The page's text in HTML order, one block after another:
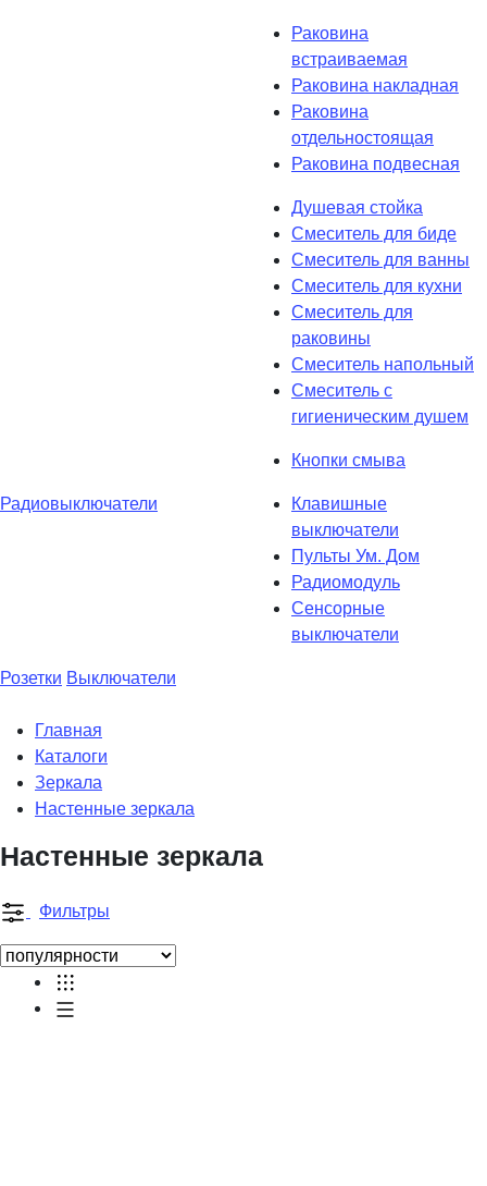
Раковина
встраиваемая
Раковина накладная
Раковина
отдельностоящая
Раковина подвесная
Душевая стойка
Смеситель для биде
Смеситель для ванны
Смеситель для кухни
Смеситель для
раковины
Смеситель напольный
Смеситель с
гигиеническим душем
Кнопки смыва
Радиовыключатели
Клавишные
выключатели
Пульты Ум. Дом
Радиомодуль
Сенсорные
выключатели
Розетки Выключатели
Главная
Каталоги
Зеркала
Настенные зеркала
Настенные зеркала
Фильтры